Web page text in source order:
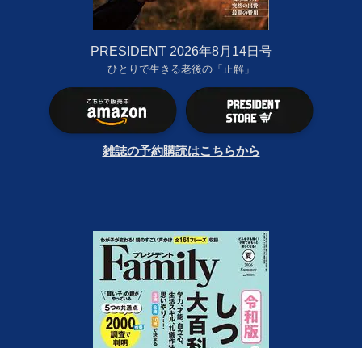
PRESIDENT 2026年8月14日号
ひとりで生きる老後の「正解」
雑誌の予約購読はこちらから